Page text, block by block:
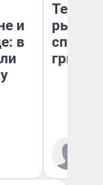
и
в
способ